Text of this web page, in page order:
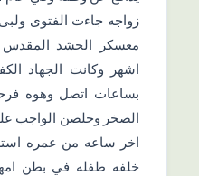
زواجه جاءت الفتوى
بساعات اتصل وهوه
خلفه طفله في بطن